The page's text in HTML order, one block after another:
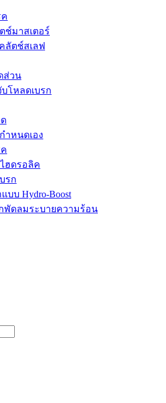
ค
ช์มาสเตอร์
ลัตช์สเลฟ
ส่วน
โหลดเบรก
หนดเอง
ฮดรอลิค
รก
บบ Hydro-Boost
พัดลมระบายความร้อน